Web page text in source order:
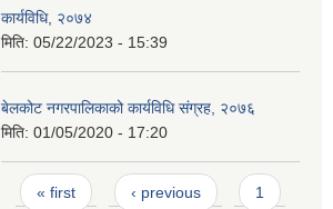
कार्यविधि, २०७४
मिति: 05/22/2023 - 15:39
बेलकोट नगरपालिकाको कार्यविधि संग्रह, २०७६
मिति: 01/05/2020 - 17:20
Pages
« first ‹ previous 1